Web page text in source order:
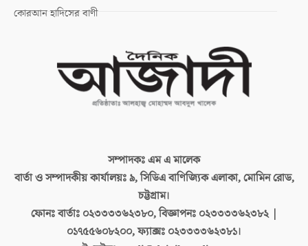
কোরআন হাদিসের বাণী
সম্পাদকঃএম এ মালেক
বার্তা ও সম্পাদকীয় কার্যালয়ঃ৯, সিডিএ বাণিজ্যিক এলাকা, মোমিন রোড,
চট্টগ্রাম।
ফোনঃ বার্তাঃ ০২৩৩৩৩৬২৩৮০, বিজ্ঞাপনঃ ০২৩৩৩৩৬২৩৮২ |
০১৭৫৫৬০৮২০০, ফ্যাক্সঃ ০২৩৩৩৩৬২৩৮১।